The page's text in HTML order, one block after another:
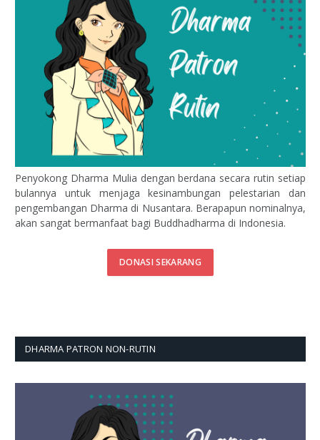
Penyokong Dharma Mulia dengan berdana secara rutin setiap
bulannya untuk menjaga kesinambungan pelestarian dan
pengembangan Dharma di Nusantara. Berapapun nominalnya,
akan sangat bermanfaat bagi Buddhadharma di Indonesia.
DONASI SEKARANG
DHARMA PATRON NON-RUTIN